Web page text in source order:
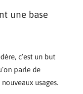
une base
c’est un but
parle de
usages.